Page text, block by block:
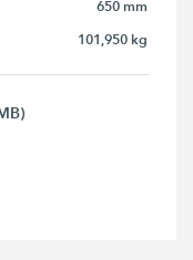
650 mm
101,950 kg